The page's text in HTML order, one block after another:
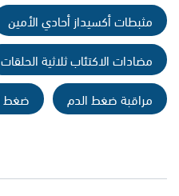
مثبطات أكسيداز أحادي الأمين
مضادات الاكتئاب ثلاثية الحلقات
مراقبة ضغط الدم
ضغط